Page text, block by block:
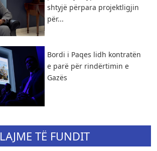
shtyjë përpara projektligjin
për...
Bordi i Paqes lidh kontratën
e parë për rindërtimin e
Gazës
LAJME TË FUNDIT